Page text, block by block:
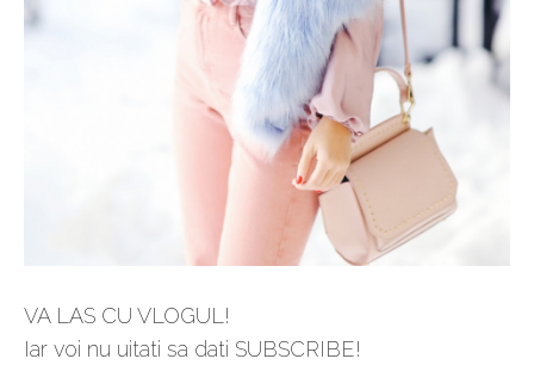
VA LAS CU VLOGUL!
Iar voi nu uitati sa dati SUBSCRIBE!